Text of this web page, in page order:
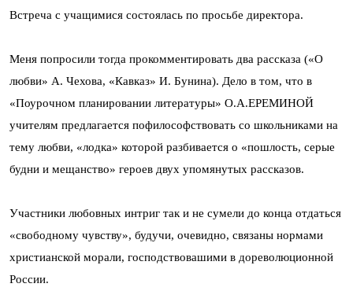
Встреча с учащимися состоялась по просьбе директора.
Меня попросили тогда прокомментировать два рассказа («О
любви» А. Чехова, «Кавказ» И. Бунина). Дело в том, что в
«Поурочном планировании литературы» О.А.ЕРЕМИНОЙ
учителям предлагается пофилософствовать со школьниками на
тему любви, «лодка» которой разбивается о «пошлость, серые
будни и мещанство» героев двух упомянутых рассказов.
Участники любовных интриг так и не сумели до конца отдаться
«свободному чувству», будучи, очевидно, связаны нормами
христианской морали, господствовашими в дореволюционной
России.